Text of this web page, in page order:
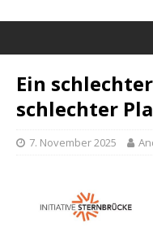
Ein
schlechter
7. November 2025